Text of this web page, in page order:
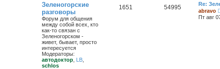
Зеленогорские
разговоры
Форум для общения
между собой всех, кто
как-то связан с
Зеленогорском -
живет, бывает, просто
интересуется
Модераторы:
автодоктор LB
schlos
1651 54995
Re:
abravo
Пт авг